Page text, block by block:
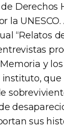
Derechos
la
“Relatos
y
sus